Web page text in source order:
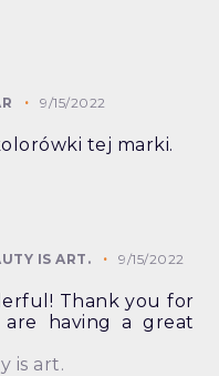
9/15/2022
tej marki.
IS ART. 9/15/2022
Thank you for
having a great
is art.